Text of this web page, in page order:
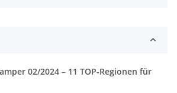
02/2024 – 11 TOP-Regionen für